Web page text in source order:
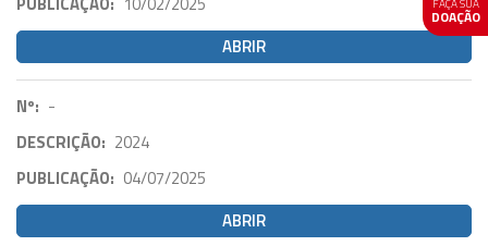
FAÇA SUA
DOAÇÃO
ABRIR
Nº: -
DESCRIÇÃO: 2024
PUBLICAÇÃO: 04/07/2025
ABRIR